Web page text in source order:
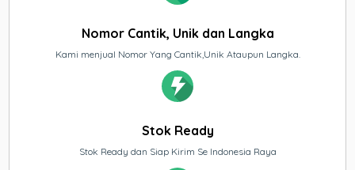
Nomor Cantik, Unik dan Langka
Kami menjual Nomor Yang Cantik,Unik Ataupun Langka.
Stok Ready
Stok Ready dan Siap Kirim Se Indonesia Raya